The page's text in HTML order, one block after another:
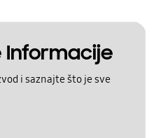
Informacije
i saznajte što je sve